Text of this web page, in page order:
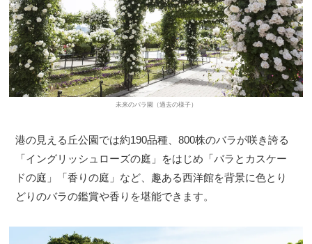
未来のバラ園（過去の様子）
港の見える丘公園では約190品種、800株のバラが咲き誇る
「イングリッシュローズの庭」をはじめ「バラとカスケー
ドの庭」「香りの庭」など、趣ある西洋館を背景に色とり
どりのバラの鑑賞や香りを堪能できます。